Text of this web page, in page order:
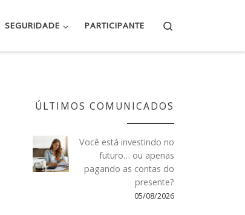
SEGURIDADE PARTICIPANTE
ÚLTIMOS COMUNICADOS
Você está investindo no
futuro… ou apenas
pagando as contas do
presente?
05/08/2026